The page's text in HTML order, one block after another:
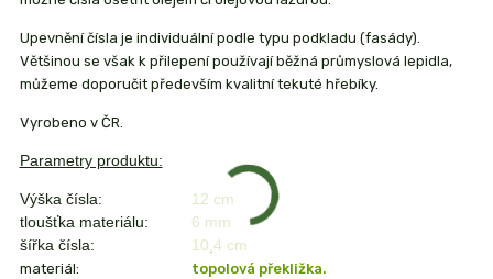
Upevnění čísla je individuální podle typu podkladu (fasády).
Většinou se však k přilepení používají běžná průmyslová lepidla,
můžeme doporučit především kvalitní tekuté hřebíky.
Vyrobeno v ČR.
Parametry produktu:
Výška čísla:
12 cm
tloušťka materiálu:
6 mm
šířka čísla:
10,4 cm
materiál: topolová překližka.